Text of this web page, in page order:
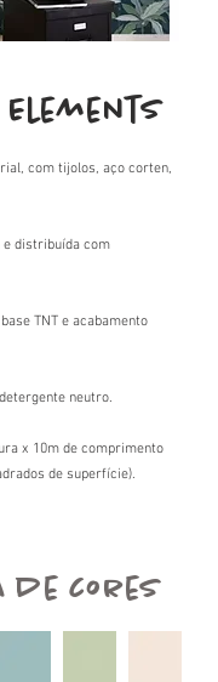
Elements
com tijolos, aço corten,
e distribuída com
TNT e acabamento
neutro.
x 10m de comprimento
de superfície).
de cores